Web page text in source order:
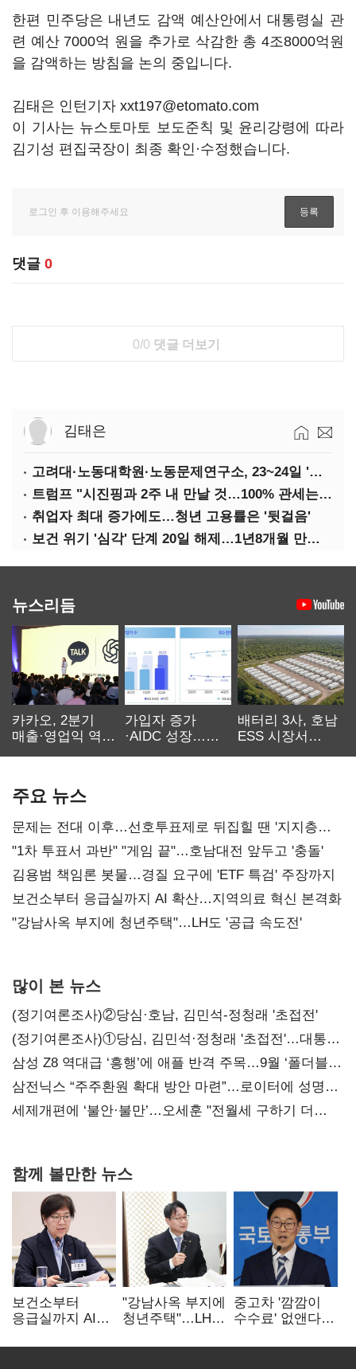
한편 민주당은 내년도 감액 예산안에서 대통령실 관
련 예산 7000억 원을 추가로 삭감한 총 4조8000억원
을 감액하는 방침을 논의 중입니다.
김태은 인턴기자 xxt197@etomato.com
이 기사는 뉴스토마토 보도준칙 및 윤리강령에 따라
김기성 편집국장이 최종 확인·수정했습니다.
댓글 0
0/0 댓글 더보기
김태은
고려대·노동대학원·노동문제연구소, 23~24일 '국제학술회의'
트럼프 "시진핑과 2주 내 만날 것…100% 관세는 지속 불가"
취업자 최대 증가에도…청년 고용률은 '뒷걸음'
보건 위기 '심각' 단계 20일 해제…1년8개월 만에 '의료 대란' 종료
뉴스리듬
카카오, 2분기
매출·영업익 역대
가입자 증가
·AIDC 성장…
배터리 3사, 호남
ESS 시장서
주요 뉴스
문제는 전대 이후…선호투표제로 뒤집힐 땐 '지지층
불복'
"1차 투표서 과반" "게임 끝"…호남대전 앞두고 '충돌'
김용범 책임론 봇물…경질 요구에 'ETF 특검' 주장까지
보건소부터 응급실까지 AI 확산…지역의료 혁신 본격화
"강남사옥 부지에 청년주택"…LH도 '공급 속도전'
많이 본 뉴스
(정기여론조사)②당심·호남, 김민석-정청래 '초접전'
(정기여론조사)①당심, 김민석·정청래 '초접전'…대통령
지지도 '50% 아래로'(종합)
삼성 Z8 역대급 ‘흥행’에 애플 반격 주목…9월 ‘폴더블
대전’
삼전닉스 “주주환원 확대 방안 마련”…로이터에 성명
보내
세제개편에 ‘불안·불만’…오세훈 "전월세 구하기 더
함께 볼만한 뉴스
보건소부터
응급실까지 AI
혁신 본격화
"강남사옥 부지에
청년주택"…LH도
중고차 '깜깜이
수수료' 없앤다…
생기면 환불